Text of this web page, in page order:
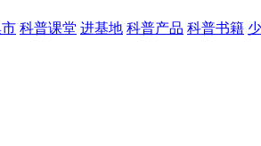
科普课堂 进基地 科普产品 科普书籍